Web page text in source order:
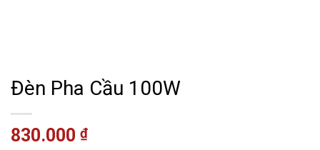
Đèn Pha Cầu 100W
830.000 ₫